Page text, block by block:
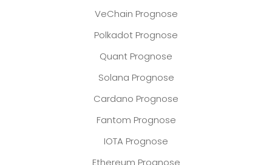
VeChain Prognose
Polkadot Prognose
Quant Prognose
Solana Prognose
Cardano Prognose
Fantom Prognose
IOTA Prognose